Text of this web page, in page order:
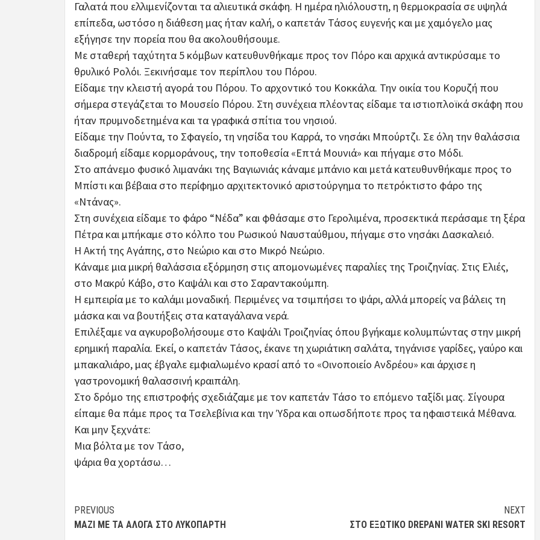
Γαλατά που ελλιμενίζονται τα αλιευτικά σκάφη. Η ημέρα ηλιόλουστη, η θερμοκρασία σε υψηλά
επίπεδα, ωστόσο η διάθεση μας ήταν καλή, ο καπετάν Τάσος ευγενής και με χαμόγελο μας
εξήγησε την πορεία που θα ακολουθήσουμε.
Με σταθερή ταχύτητα 5 κόμβων κατευθυνθήκαμε προς τον Πόρο και αρχικά αντικρύσαμε το
θρυλικό Ρολόι. Ξεκινήσαμε τον περίπλου του Πόρου.
Είδαμε την κλειστή αγορά του Πόρου. Το αρχοντικό του Κοκκάλα. Την οικία του Κορυζή που
σήμερα στεγάζεται το Μουσείο Πόρου. Στη συνέχεια πλέοντας είδαμε τα ιστιοπλοϊκά σκάφη που
ήταν πρυμνοδετημένα και τα γραφικά σπίτια του νησιού.
Είδαμε την Πούντα, το Σφαγείο, τη νησίδα του Καρρά, το νησάκι Μπούρτζι. Σε όλη την θαλάσσια
διαδρομή είδαμε κορμοράνους, την τοποθεσία «Επτά Μουνιά» και πήγαμε στο Μόδι.
Στο απάνεμο φυσικό λιμανάκι της Βαγιωνιάς κάναμε μπάνιο και μετά κατευθυνθήκαμε προς το
Μπίστι και βέβαια στο περίφημο αρχιτεκτονικό αριστούργημα το πετρόκτιστο φάρο της
«Ντάνας».
Στη συνέχεια είδαμε το φάρο “Νέδα” και φθάσαμε στο Γερολιμένα, προσεκτικά περάσαμε τη ξέρα
Πέτρα και μπήκαμε στο κόλπο του Ρωσικού Ναυσταύθμου, πήγαμε στο νησάκι Δασκαλειό.
Η Ακτή της Αγάπης, στο Νεώριο και στο Μικρό Νεώριο.
Κάναμε μια μικρή θαλάσσια εξόρμηση στις απομονωμένες παραλίες της Τροιζηνίας. Στις Ελιές,
στο Μακρύ Κάβο, στο Καψάλι και στο Σαραντακούμπη.
Η εμπειρία με το καλάμι μοναδική. Περιμένες να τσιμπήσει το ψάρι, αλλά μπορείς να βάλεις τη
μάσκα και να βουτήξεις στα καταγάλανα νερά.
Επιλέξαμε να αγκυροβολήσουμε στο Καψάλι Τροιζηνίας όπου βγήκαμε κολυμπώντας στην μικρή
ερημική παραλία. Εκεί, ο καπετάν Τάσος, έκανε τη χωριάτικη σαλάτα, τηγάνισε γαρίδες, γαύρο και
μπακαλιάρο, μας έβγαλε εμφιαλωμένο κρασί από το «Οινοποιείο Ανδρέου» και άρχισε η
γαστρονομική θαλασσινή κραιπάλη.
Στο δρόμο της επιστροφής σχεδιάζαμε με τον καπετάν Τάσο το επόμενο ταξίδι μας. Σίγουρα
είπαμε θα πάμε προς τα Τσελεβίνια και την Ύδρα και οπωσδήποτε προς τα ηφαιστεικά Μέθανα.
Και μην ξεχνάτε:
Μια βόλτα με τον Τάσο,
ψάρια θα χορτάσω…
Post
navigation
PREVIOUS
ΜΑΖΙ ΜΕ ΤΑ ΑΛΟΓΑ ΣΤΟ ΛΥΚΟΠΑΡΤΗ
NEXT
ΣΤΟ ΕΞΩΤΙΚΟ DREPANI WATER SKI RESORT